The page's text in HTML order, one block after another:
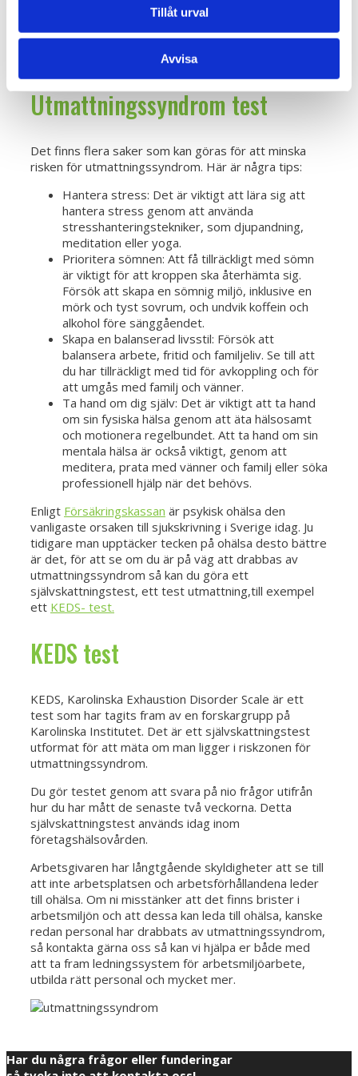
Tillåt urval
Avvisa
förekomma samtidigt med
Förebygg att bli utbränd -
Utmattningssyndrom test
Det finns flera saker som kan göras för att minska
risken för utmattningssyndrom. Här är några tips:
Hantera stress: Det är viktigt att lära sig att
hantera stress genom att använda
stresshanteringstekniker, som djupandning,
meditation eller yoga.
Prioritera sömnen: Att få tillräckligt med sömn
är viktigt för att kroppen ska återhämta sig.
Försök att skapa en sömnig miljö, inklusive en
mörk och tyst sovrum, och undvik koffein och
alkohol före sänggåendet.
Skapa en balanserad livsstil: Försök att
balansera arbete, fritid och familjeliv. Se till att
du har tillräckligt med tid för avkoppling och för
att umgås med familj och vänner.
Ta hand om dig själv: Det är viktigt att ta hand
om sin fysiska hälsa genom att äta hälsosamt
och motionera regelbundet. Att ta hand om sin
mentala hälsa är också viktigt, genom att
meditera, prata med vänner och familj eller söka
professionell hjälp när det behövs.
Enligt Försäkringskassan är psykisk ohälsa den
vanligaste orsaken till sjukskrivning i Sverige idag. Ju
tidigare man upptäcker tecken på ohälsa desto bättre
är det, för att se om du är på väg att drabbas av
utmattningssyndrom så kan du göra ett
självskattningstest, ett test utmattning,till exempel
ett KEDS- test.
KEDS test
KEDS, Karolinska Exhaustion Disorder Scale är ett
test som har tagits fram av en forskargrupp på
Karolinska Institutet. Det är ett självskattningstest
utformat för att mäta om man ligger i riskzonen för
utmattningssyndrom.
Du gör testet genom att svara på nio frågor utifrån
hur du har mått de senaste två veckorna. Detta
självskattningstest används idag inom
företagshälsovården.
Arbetsgivaren har långtgående skyldigheter att se till
att inte arbetsplatsen och arbetsförhållandena leder
till ohälsa. Om ni misstänker att det finns brister i
arbetsmiljön och att dessa kan leda till ohälsa, kanske
redan personal har drabbats av utmattningssyndrom,
så kontakta gärna oss så kan vi hjälpa er både med
att ta fram ledningssystem för arbetsmiljöarbete,
utbilda rätt personal och mycket mer.
Har du några frågor eller funderingar